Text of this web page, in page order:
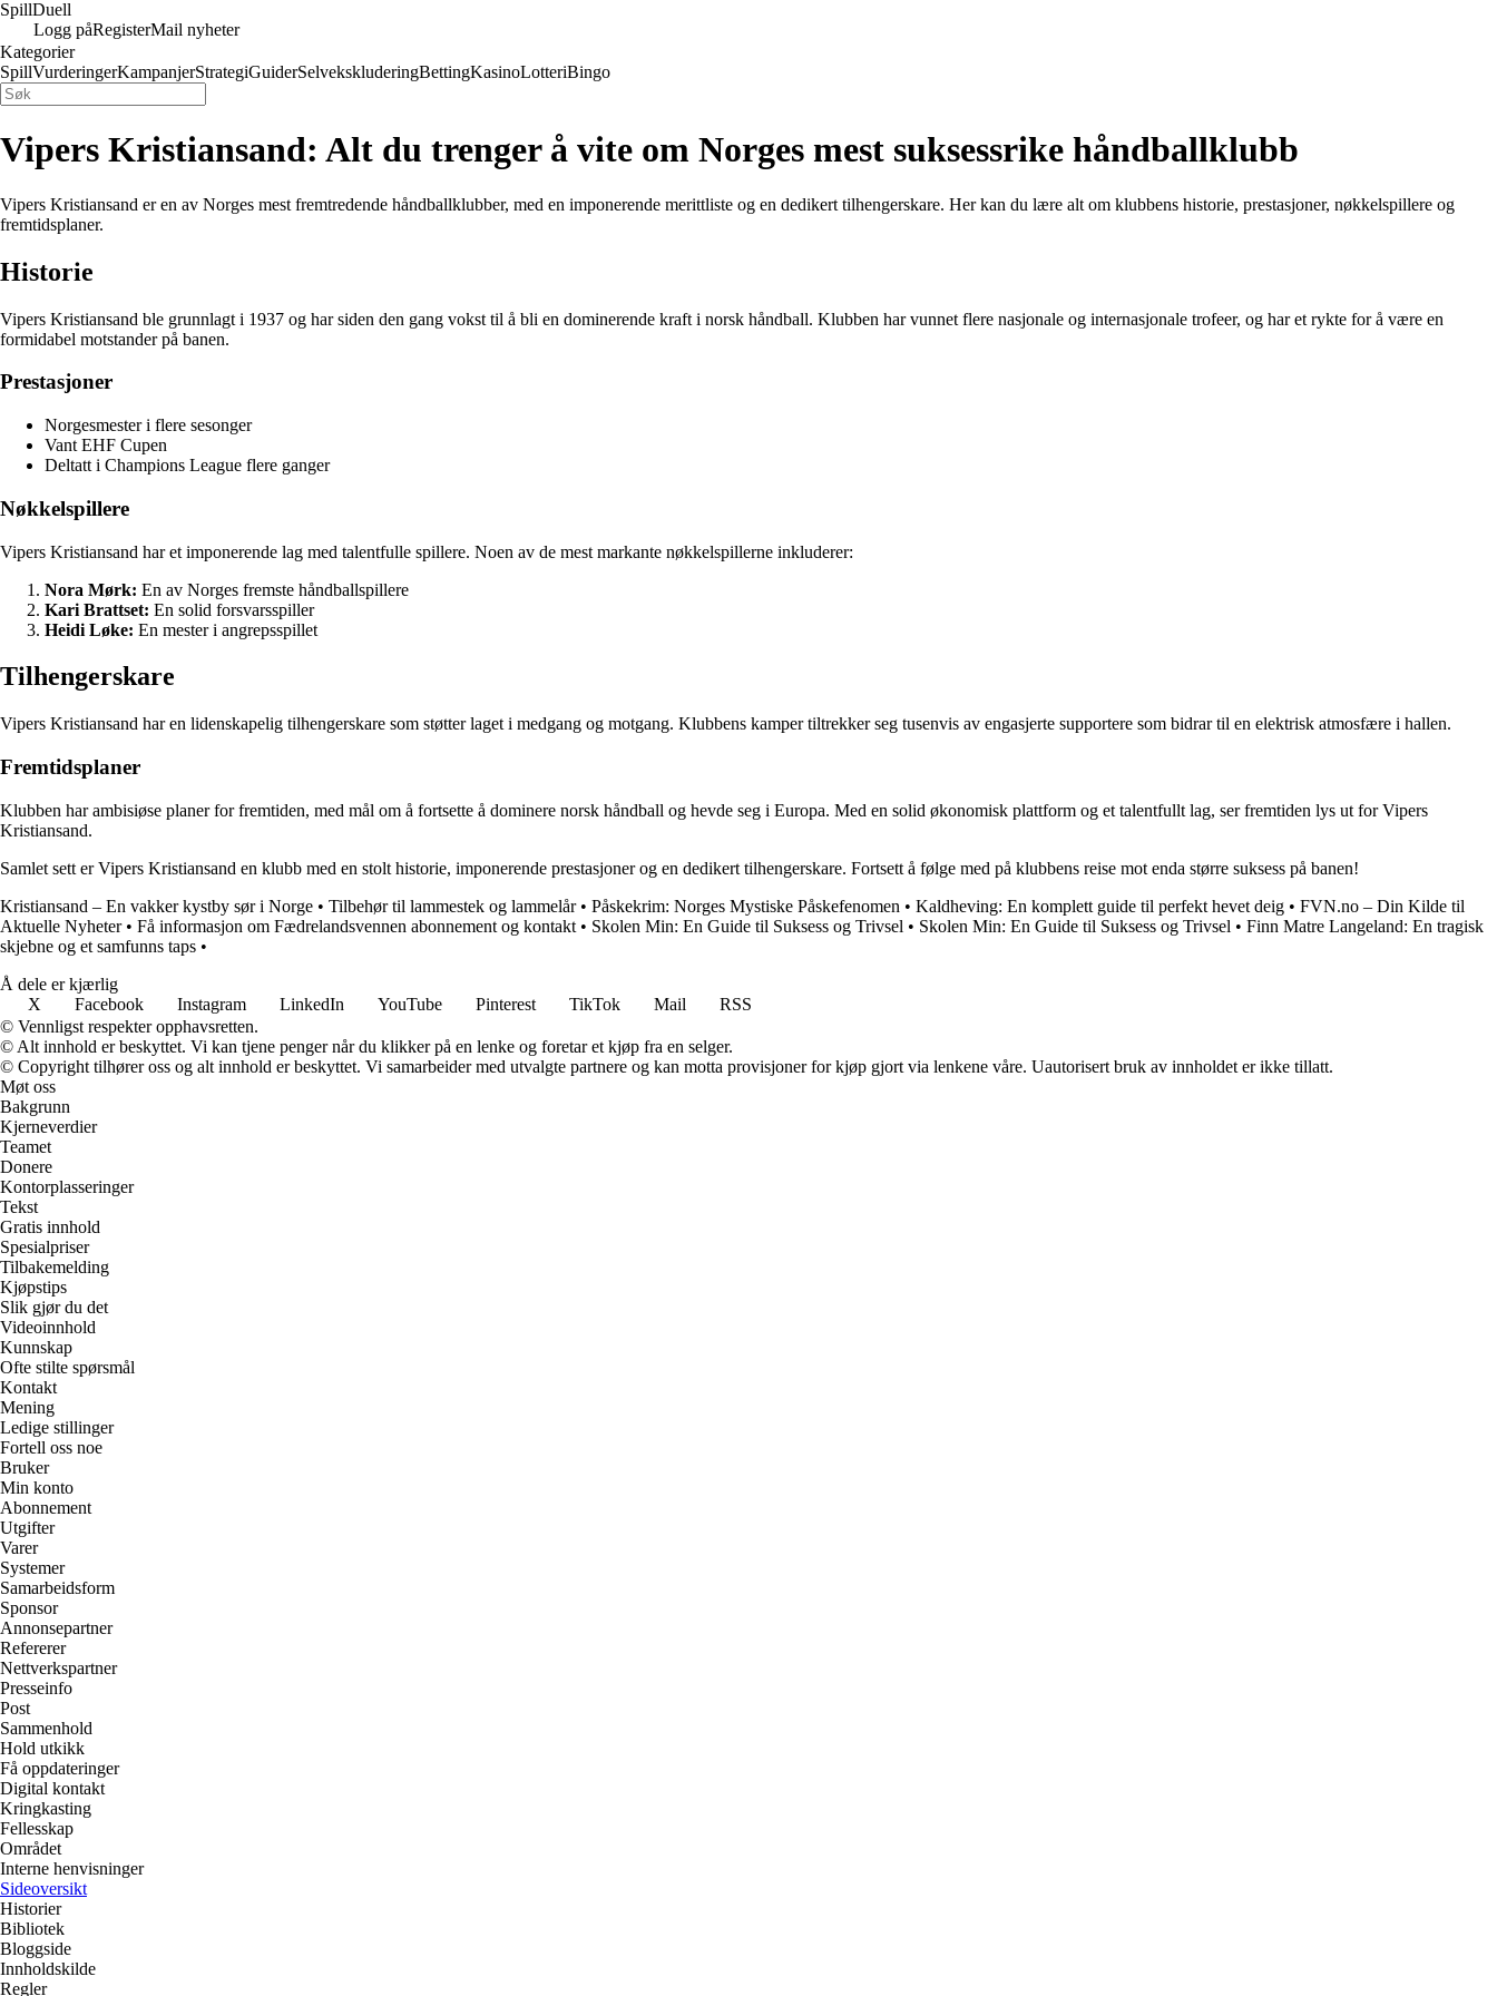
SpillDuell
Logg påRegisterMail nyheter
Kategorier
SpillVurderingerKampanjerStrategiGuiderSelvekskluderingBettingKasinoLotteriBingo
Vipers Kristiansand: Alt du trenger å vite om Norges mest suksessrike håndballklubb
Vipers Kristiansand er en av Norges mest fremtredende håndballklubber, med en imponerende merittliste og en dedikert tilhengerskare. Her kan du lære alt om klubbens historie, prestasjoner, nøkkelspillere og
fremtidsplaner.
Historie
Vipers Kristiansand ble grunnlagt i 1937 og har siden den gang vokst til å bli en dominerende kraft i norsk håndball. Klubben har vunnet flere nasjonale og internasjonale trofeer, og har et rykte for å være en
formidabel motstander på banen.
Prestasjoner
Norgesmester i flere sesonger
Vant EHF Cupen
Deltatt i Champions League flere ganger
Nøkkelspillere
Vipers Kristiansand har et imponerende lag med talentfulle spillere. Noen av de mest markante nøkkelspillerne inkluderer:
Nora Mørk: En av Norges fremste håndballspillere
Kari Brattset: En solid forsvarsspiller
Heidi Løke: En mester i angrepsspillet
Tilhengerskare
Vipers Kristiansand har en lidenskapelig tilhengerskare som støtter laget i medgang og motgang. Klubbens kamper tiltrekker seg tusenvis av engasjerte supportere som bidrar til en elektrisk atmosfære i hallen.
Fremtidsplaner
Klubben har ambisiøse planer for fremtiden, med mål om å fortsette å dominere norsk håndball og hevde seg i Europa. Med en solid økonomisk plattform og et talentfullt lag, ser fremtiden lys ut for Vipers
Kristiansand.
Samlet sett er Vipers Kristiansand en klubb med en stolt historie, imponerende prestasjoner og en dedikert tilhengerskare. Fortsett å følge med på klubbens reise mot enda større suksess på banen!
Kristiansand – En vakker kystby sør i Norge • Tilbehør til lammestek og lammelår• Påskekrim: Norges Mystiske Påskefenomen • Kaldheving: En komplett guide til perfekt hevet deig • FVN.no – Din Kilde til
Aktuelle Nyheter• Få informasjon om Fædrelandsvennen abonnement og kontakt • Skolen Min: En Guide til Suksess og Trivsel • Skolen Min: En Guide til Suksess og Trivsel • Finn Matre Langeland: En tragisk
skjebne og et samfunns taps •
Å dele er kjærlig
X
Facebook Instagram LinkedIn YouTube Pinterest TikTok Mail
RSS
© Vennligst respekter opphavsretten.
© Alt innhold er beskyttet. Vi kan tjene penger når du klikker på en lenke og foretar et kjøp fra en selger.
© Copyright tilhører oss og alt innhold er beskyttet. Vi samarbeider med utvalgte partnere og kan motta provisjoner for kjøp gjort via lenkene våre. Uautorisert bruk av innholdet er ikke tillatt.
Møt oss
Bakgrunn
Kjerneverdier
Teamet
Donere
Kontorplasseringer
Tekst
Gratis innhold
Spesialpriser
Tilbakemelding
Kjøpstips
Slik gjør du det
Videoinnhold
Kunnskap
Ofte stilte spørsmål
Kontakt
Mening
Ledige stillinger
Fortell oss noe
Bruker
Min konto
Abonnement
Utgifter
Varer
Systemer
Samarbeidsform
Sponsor
Annonsepartner
Refererer
Nettverkspartner
Presseinfo
Post
Sammenhold
Hold utkikk
Få oppdateringer
Digital kontakt
Kringkasting
Fellesskap
Området
Interne henvisninger
Sideoversikt
Historier
Bibliotek
Bloggside
Innholdskilde
Regler